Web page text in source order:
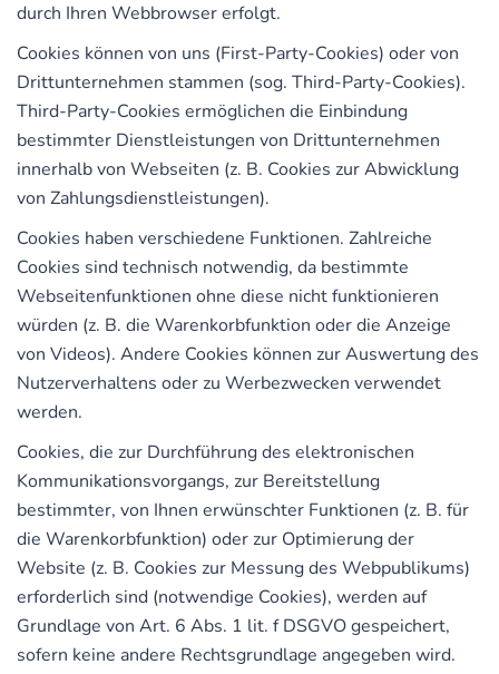
durch Ihren Webbrowser erfolgt.
Cookies können von uns (First-Party-Cookies) oder von
Drittunternehmen stammen (sog. Third-Party-Cookies).
Third-Party-Cookies ermöglichen die Einbindung
bestimmter Dienstleistungen von Drittunternehmen
innerhalb von Webseiten (z. B. Cookies zur Abwicklung
von Zahlungsdienstleistungen).
Cookies haben verschiedene Funktionen. Zahlreiche
Cookies sind technisch notwendig, da bestimmte
Webseitenfunktionen ohne diese nicht funktionieren
würden (z. B. die Warenkorbfunktion oder die Anzeige
von Videos). Andere Cookies können zur Auswertung des
Nutzerverhaltens oder zu Werbezwecken verwendet
werden.
Cookies, die zur Durchführung des elektronischen
Kommunikationsvorgangs, zur Bereitstellung
bestimmter, von Ihnen erwünschter Funktionen (z. B. für
die Warenkorbfunktion) oder zur Optimierung der
Website (z. B. Cookies zur Messung des Webpublikums)
erforderlich sind (notwendige Cookies), werden auf
Grundlage von Art. 6 Abs. 1 lit. f DSGVO gespeichert,
sofern keine andere Rechtsgrundlage angegeben wird.